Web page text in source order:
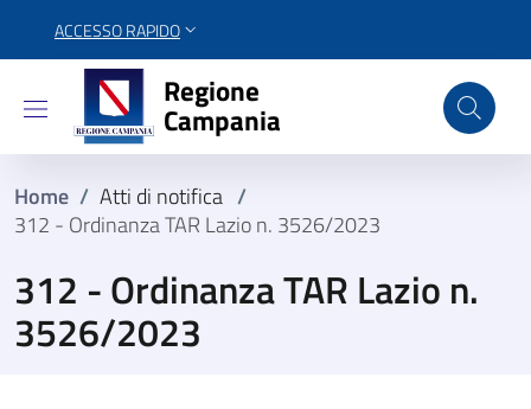
ACCESSO RAPIDO
Regione Campania
Regione
Campania
Home / Atti di notifica /
312 - Ordinanza TAR Lazio n. 3526/2023
312 - Ordinanza TAR Lazio n.
3526/2023